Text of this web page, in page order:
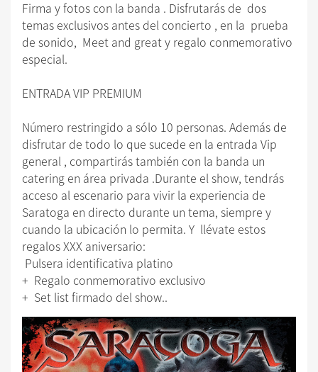
Firma y fotos con la banda . Disfrutarás de dos
temas exclusivos antes del concierto , en la prueba
de sonido, Meet and great y regalo conmemorativo
especial.
ENTRADA VIP PREMIUM
Número restringido a sólo 10 personas. Además de
disfrutar de todo lo que sucede en la entrada Vip
general , compartirás también con la banda un
catering en área privada .Durante el show, tendrás
acceso al escenario para vivir la experiencia de
Saratoga en directo durante un tema, siempre y
cuando la ubicación lo permita. Y llévate estos
regalos XXX aniversario:
Pulsera identificativa platino
+ Regalo conmemorativo exclusivo
+ Set list firmado del show..